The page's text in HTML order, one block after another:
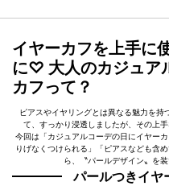
イヤーカフを上手に
に♡ 大人のカジュア
カフって？
ピアスやイヤリングとは異なる魅力を持
て、すっかり浸透しましたが、その上
今回は「カジュアルコーデの日にイヤー
りげなくつけられる」「ピアスなども含
ら、〝パールデザイン〟を
パールつきイヤ